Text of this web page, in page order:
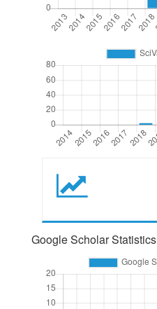
Google Scholar Statistics